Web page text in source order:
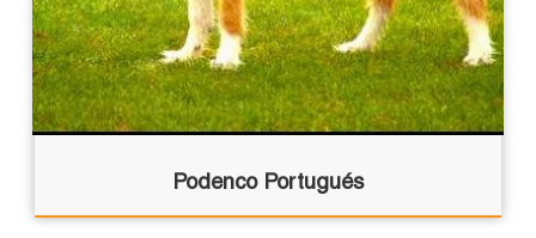
Podenco Portugués